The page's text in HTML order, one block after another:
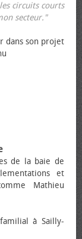
circuits courts
secteur."
dans son projet
de la baie de
et
Mathieu
à Sailly-